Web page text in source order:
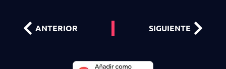
ANTERIOR SIGUIENTE